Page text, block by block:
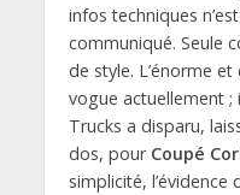
infos techniques
communiqué. Seule
de style. L’énorme
vogue actuellement ;
Trucks a disparu,
dos, pour Coupé
simplicité, l’évidence